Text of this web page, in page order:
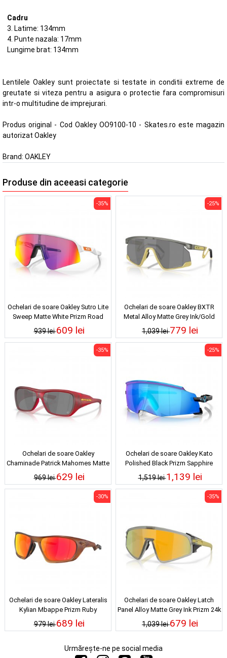
Cadru
3. Latime: 134mm
4. Punte nazala: 17mm
Lungime brat: 134mm
Lentilele Oakley sunt proiectate si testate in conditii extreme de
greutate si viteza pentru a asigura o protectie fara compromisuri
intr-o multitudine de imprejurari.
Produs original - Cod Oakley OO9100-10 - Skates.ro este magazin
autorizat Oakley
Brand: OAKLEY
Produse din aceeasi categorie
Ochelari de soare Oakley Sutro Lite
Sweep Matte White Prizm Road
939 lei
-35%
609 lei
Ochelari de soare Oakley BXTR
Metal Alloy Matte Grey Ink/Gold
Prizm Black
1,039 lei
-25%
779 lei
Ochelari de soare Oakley
Chaminade Patrick Mahomes Matte
Transparent Red Prizm Black
969 lei
-35%
629 lei
Ochelari de soare Oakley Kato
Polished Black Prizm Sapphire
1,519 lei
-25%
1,139 lei
Ochelari de soare Oakley Lateralis
Kylian Mbappe Prizm Ruby
979 lei
-30%
689 lei
Ochelari de soare Oakley Latch
Panel Alloy Matte Grey Ink Prizm 24k
1,039 lei
-35%
679 lei
Urmărește-ne pe social media